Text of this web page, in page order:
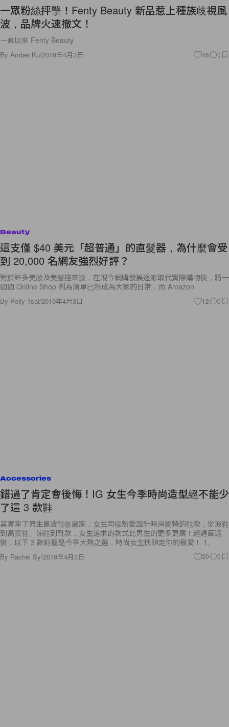
一眾粉絲抨擊！Fenty Beauty 新品惹上種族歧視風
波，品牌火速撤文！
一直以來 Fenty Beauty
By Amber Ku/2019年4月3日 46 0
Beauty
這支僅 $40 美元「超普通」的直髮器，為什麼會受
到 20,000 名網友強烈好評？
對於許多美妝及美髮控來說，在現今網購發展逐漸取代實際購物後，將一
間間 Online Shop 列為清單已然成為大家的日常，而 Amazon
By Polly Tsai/2019年4月3日 12 0
Accessories
錯過了肯定會後悔！IG 女生今季時尚造型絕不能少
了這 3 款鞋
其實除了男生是波鞋收藏家，女生同樣熱愛設計時尚獨特的鞋款，從波鞋
到高跟鞋、涼鞋到靴款，女生追求的款式比男生的更多更廣！經過篩選
後，以下 3 款鞋履是今季大熱之選，時尚女生快鎖定你的最愛！ 1.
By Rachel Sy/2019年4月3日 20 0